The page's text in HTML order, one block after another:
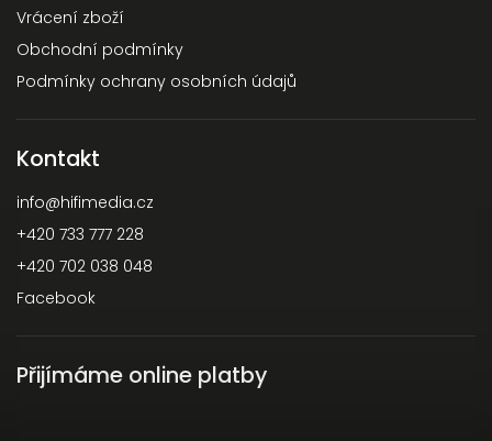
Vrácení zboží
Obchodní podmínky
Podmínky ochrany osobních údajů
Kontakt
info@hifimedia.cz
+420 733 777 228
+420 702 038 048
Facebook
Přijímáme online platby